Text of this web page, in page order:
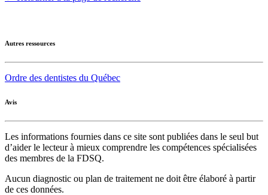
Autres ressources
Ordre des dentistes du Québec
Avis
Les informations fournies dans ce site sont publiées dans le seul but
d’aider le lecteur à mieux comprendre les compétences spécialisées
des membres de la FDSQ.
Aucun diagnostic ou plan de traitement ne doit être élaboré à partir
de ces données.